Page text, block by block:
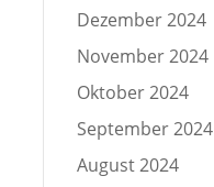
Dezember 2024
November 2024
Oktober 2024
September 2024
August 2024